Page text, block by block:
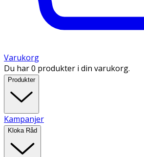
Varukorg
Du har 0 produkter i din varukorg.
Produkter
Kampanjer
Kloka Råd